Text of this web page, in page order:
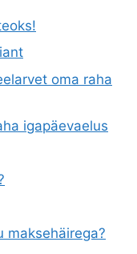
oma raha
igapäevaelus
maksehäirega?